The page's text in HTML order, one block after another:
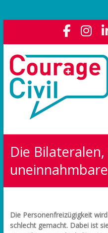
Courage
Civil
Weil
Demokratie
Die
Die Personenfreizügigkeit
schlecht gemacht. Dabei ist